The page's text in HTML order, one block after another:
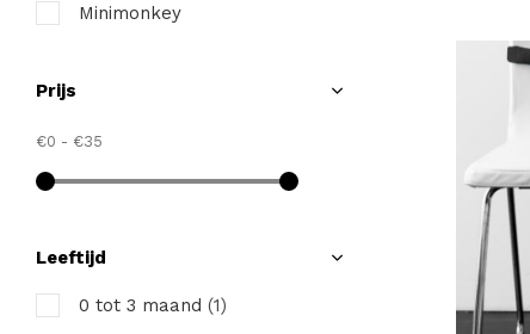
Minimonkey
Prijs
€0 - €35
Leeftijd
0 tot 3 maand (1)